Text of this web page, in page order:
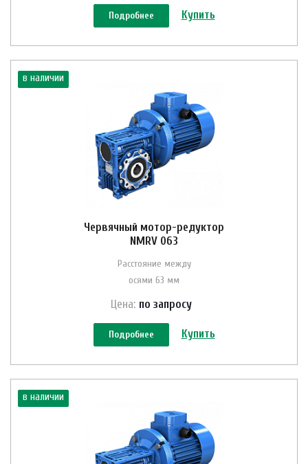
Подробнее Купить
в наличии
Червячный мотор-редуктор
NMRV 063
Расстояние между
осями 63 мм
Цена: по запросу
Подробнее Купить
в наличии